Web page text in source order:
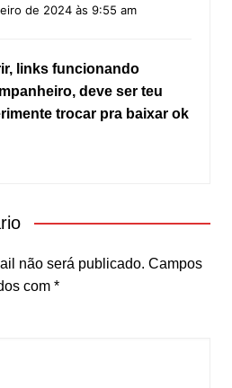
de 2024 às 9:55 am
links funcionando
deve ser teu
trocar pra baixar ok
não será publicado. Campos
com *